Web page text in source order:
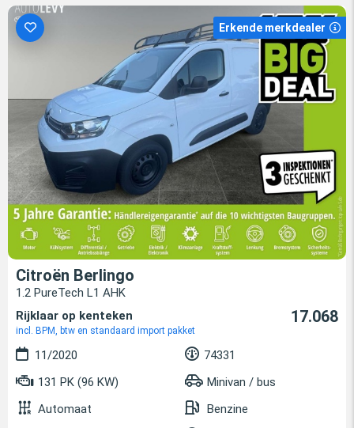
Erkende merkdealer
Citroën Berlingo
1.2 PureTech L1 AHK
Rijklaar op kenteken
incl. BPM, btw en standaard import pakket
17.068
11/2020
74331
131 PK (96 KW)
Minivan / bus
Automaat
Benzine